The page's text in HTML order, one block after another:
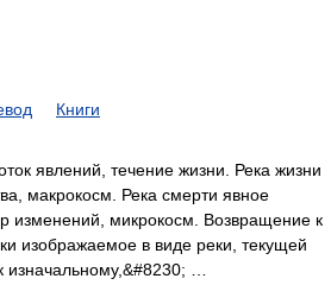
Книги
явлений, течение жизни. Река жизни
макрокосм. Река смерти явное
изменений, микрокосм. Возвращение к
изображаемое в виде реки, текущей
изначальному,&#8230; …